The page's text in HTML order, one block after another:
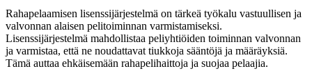
Rahapelaamisen lisenssijärjestelmä on tärkeä työkalu vastuullisen ja
valvonnan alaisen pelitoiminnan varmistamiseksi.
Lisenssijärjestelmä mahdollistaa peliyhtiöiden toiminnan valvonnan
ja varmistaa, että ne noudattavat tiukkoja sääntöjä ja määräyksiä.
Tämä auttaa ehkäisemään rahapelihaittoja ja suojaa pelaajia.